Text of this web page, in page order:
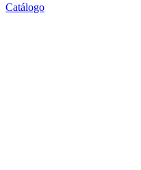
Catálogo